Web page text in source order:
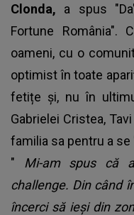
Clonda, a spus
Fortune România".
oameni, cu o
optimist în toate
fetițe și, nu în
Gabrielei Cristea,
familia sa pentru a
"
Mi-am spus că
challenge. Din când
încerci să ieși din